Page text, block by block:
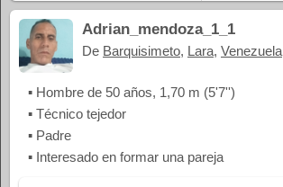
Adrian_mendoza_1_1
De Barquisimeto, Lara, Venezuela
▪ Hombre de 50 años, 1,70 m (5'7'')
▪ Técnico tejedor
▪ Padre
▪ Interesado en formar una pareja